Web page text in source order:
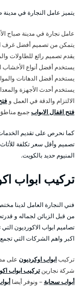
يتميز عامل النجارة في
عامل نجارة في مدينة صباح
يتمكن من تصميم أفضل غرف
يقدم تصميم رائع للطاولات
يستخدم أفضل أنواع الأخشاب
يستخدم أفضل الدهانات
يستخدم أحدث الأجهزة
الالتزام والدقة في العمل و
فتح اقفال الابوابجميع
كما نحرص على تقديم
تصميم وأقل سعر تكلفة للأثاث
المنيوم حديد بالكويت.
تركيب ابواب
فني النجارة العامل لدينا
من قبل الزبائن لجماله و
تصاميم ابواب الاكورديون
اكبر واهم الشركات التي
تركيبابواب اوكرديون على
شركة نجارينتركيب ابواب
أبواب سحابة – ونوفر أيضا